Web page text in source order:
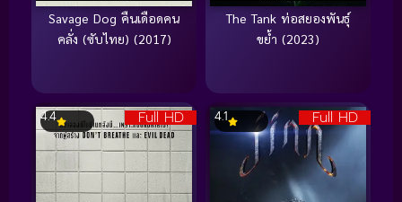
Savage Dog คืนเดือดคน
คลั่ง (ซับไทย) (2017)
The Tank ท่อสยองพันธุ์
ขย้ำ (2023)
Full HD
4.4 Full HD
4.1